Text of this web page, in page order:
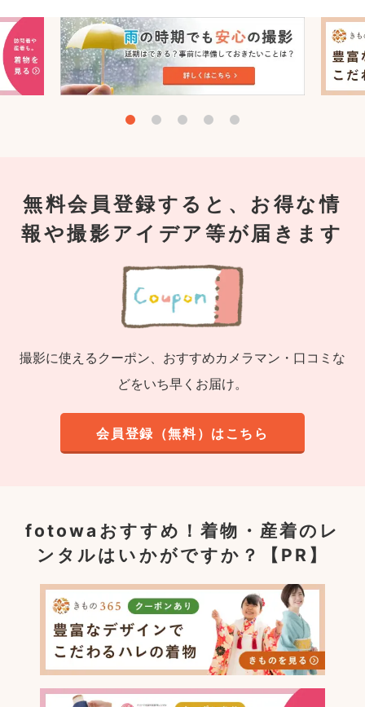
無料会員登録すると、お得な情
報や撮影アイデア等が届きます
撮影に使えるクーポン、おすすめカメラマン・口コミな
どをいち早くお届け。
会員登録（無料）はこちら
fotowaおすすめ！着物・産着のレ
ンタルはいかがですか？【PR】